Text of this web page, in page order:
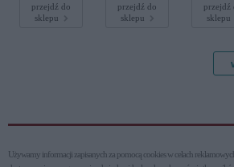
szlachetnym
i - Szary - M
przejdź do
sklepu
owana -
Srebrne
przejdź do
sklepu
Srebrne
kółko
przejdź
sklepu
Używamy informacji zapisanych za pomocą cookies w celach